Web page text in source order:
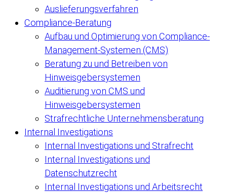
Auslieferungsverfahren
Compliance-Beratung
Aufbau und Optimierung von Compliance-
Management-Systemen (CMS)
Beratung zu und Betreiben von
Hinweisgebersystemen
Auditierung von CMS und
Hinweisgebersystemen
Strafrechtliche Unternehmensberatung
Internal Investigations
Internal Investigations und Strafrecht
Internal Investigations und
Datenschutzrecht
Internal Investigations und Arbeitsrecht